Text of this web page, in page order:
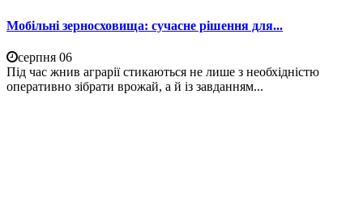
Мобільні зерносховища: сучасне рішення для...
серпня 06
Під час жнив аграрії стикаються не лише з необхідністю
оперативно зібрати врожай, а й із завданням...